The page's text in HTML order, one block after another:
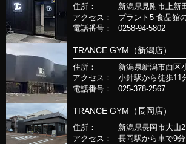
住所：
新潟県見附市上新
アクセス：
プラント5 食品館
電話番号：
0258-94-5802
TRANCE GYM（新潟店）
住所：
新潟県新潟市西区
アクセス：
小針駅から徒歩11
電話番号：
025-378-2567
TRANCE GYM（長岡店）
住所：
新潟県長岡市大山
アクセス：
長岡駅から車で9分